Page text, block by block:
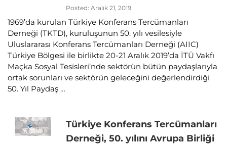
Posted: Aralık 21, 2019
1969’da kurulan Türkiye Konferans Tercümanları
Derneği (TKTD), kuruluşunun 50. yılı vesilesiyle
Uluslararası Konferans Tercümanları Derneği (AIIC)
Türkiye Bölgesi ile birlikte 20-21 Aralık 2019’da İTÜ Vakfı
Maçka Sosyal Tesisleri’nde sektörün bütün paydaşlarıyla
ortak sorunları ve sektörün geleceğini değerlendirdiği
50. Yıl Paydaş …
Türkiye Konferans Tercümanları
Derneği, 50. yılını Avrupa Birliği